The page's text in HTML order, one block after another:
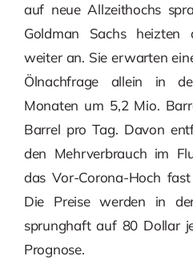
auf neue Allzeithochs
Goldman Sachs heizten
weiter an. Sie erwarten
Ölnachfrage allein in
Monaten um 5,2 Mio.
Barrel pro Tag. Davon
den Mehrverbrauch im
das Vor-Corona-Hoch
Die Preise werden in
sprunghaft auf 80 Dollar
Prognose.